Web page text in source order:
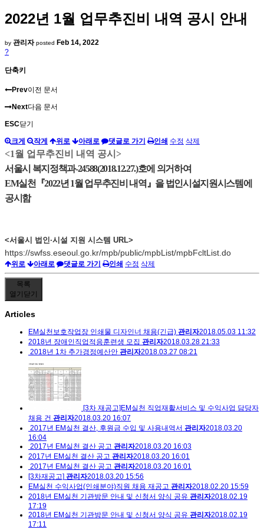
2022년 1월 업무추진비 내역 공시 안내
by 관리자 posted Feb 14, 2022
?
단축키
Prev이전 문서
Next다음 문서
ESC닫기
크게 작게 위로 아래로 댓글로 가기 인쇄 수정 삭제
<1월 업무추진비 내역 공시>
서울시 복지정책과-24588(2018.12.27.)호에 의거하여
EM실천『2022년 1월 업무추진비 내역』을 법인시설지원시스템에
공시함
<서울시 법인·시설 지원 시스템 URL>
https://swfss.eseoul.go.kr/mpb/public/mpbList/mpbFcltList.do
위로 아래로 댓글로 가기 인쇄 수정 삭제
목록
열기 닫기
Articles
EM실천보호작업장 인쇄물 디자인너 채용(긴급) 관리자2018.05.03 11:32
2018년 장애인직업적응훈련생 모집 관리자2018.03.28 21:33
2018년 1차 추가경정예산안 관리자2018.03.27 08:21
[3차 재공고]EM실천 직업재활서비스 및 수익사업 담당자
채용 건 관리자2018.03.20 16:07
2017년 EM실천 결산, 후원금 수입 및 사용내역서 관리자2018.03.20
16:04
2017년 EM실천 결산 공고 관리자2018.03.20 16:03
2017년 EM실천 결산 공고 관리자2018.03.20 16:01
2017년 EM실천 결산 공고 관리자2018.03.20 16:01
[3차재공고] 관리자2018.03.20 15:56
EM 실천 수익사업 ( 인쇄분야 ) 직원 채용 재공고 관리자2018.02.20 15:59
2018년 EM실천 기관방문 안내 및 신청서 양식 공유 관리자2018.02.19
17:19
2018년 EM실천 기관방문 안내 및 신청서 양식 공유 관리자2018.02.19
17:11